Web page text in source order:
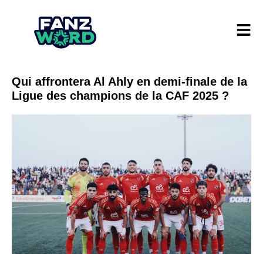
Qui affrontera Al Ahly en demi-finale de la
Ligue des champions de la CAF 2025 ?